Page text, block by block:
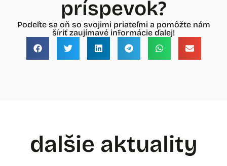
príspevok?
Podeľte sa oň so svojimi priateľmi a pomôžte nám
šíriť zaujímavé informácie ďalej!
dalšie aktuality